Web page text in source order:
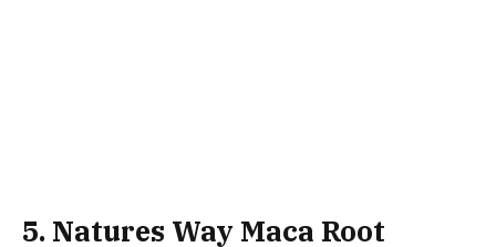
5. Natures Way Maca Root